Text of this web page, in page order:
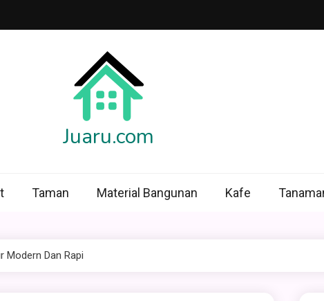
Juaru.com
Taman Material Bangunan Kafe
Modern Dan Rapi